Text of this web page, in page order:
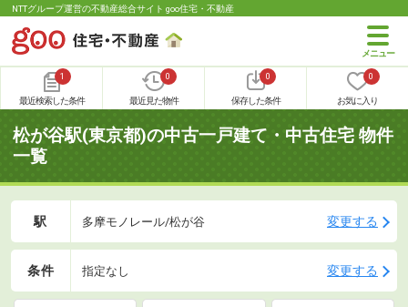
NTTグループ運営の不動産総合サイト goo住宅・不動産
1
最近検索した条件
0
最近見た物件
0
保存した条件
0
お気に入り
松が谷駅(東京都)の中古一戸建て・中古住宅 物件
一覧
駅 多摩モノレール/松が谷 変更する
条件 指定なし 変更する